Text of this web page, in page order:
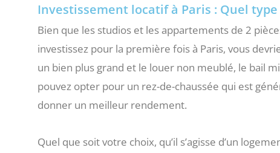
Investissement locatif à Paris : Quel
Bien que les studios et les appartements de 2
investissez pour la première fois à Paris, vous
un bien plus grand et le louer non meublé, le bail
pouvez opter pour un rez-de-chaussée qui est
donner un meilleur rendement.
Quel que soit votre choix, qu’il s’agisse d’un